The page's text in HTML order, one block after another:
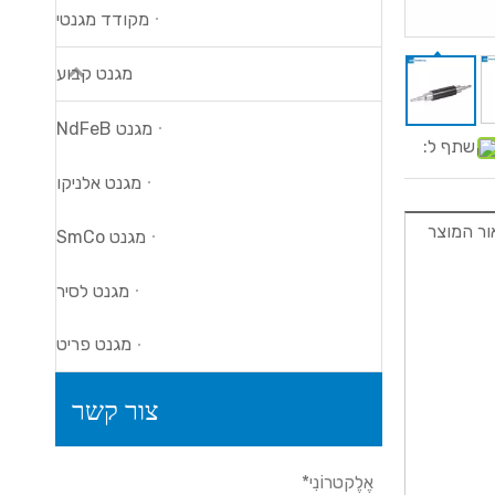
מקודד מגנטי
מגנט קבוע
מגנט NdFeB
מגנט אלניקו
מגנט SmCo
מגנט לסיר
מגנט פריט
צור קשר
שתף ל:
המוצר